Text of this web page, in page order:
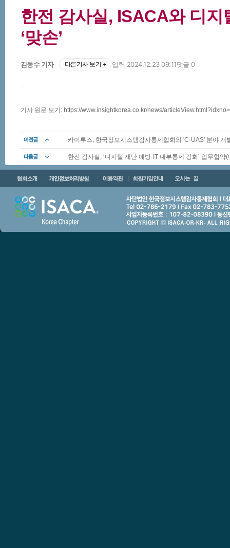
한전 감사실, ISACA와 디지
‘맞손’
김동수 기자 다른기사 보기 + 입력 2024.12.23 09:11댓글 0
기사 원문 보기: https://www.insightkorea.co.kr/news/
카이투스, 한국정보시스템감사통제협회와 'C-UAS' 분야
한전 감사실, ‘디지털 재난 예방·IT 내부통제 강화’ 업무협